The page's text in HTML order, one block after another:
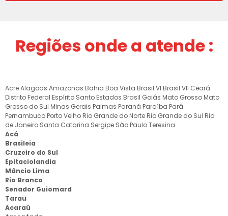
Regiões onde a atende :
AcreAlagoas Amazonas Bahia Boa Vista Brasil VI Brasil VII Ceará
Distrito Federal Espírito Santo Estados Brasil Goiás Mato Grosso Mato
Grosso do Sul Minas Gerais Palmas Paraná Paraíba Pará
Pernambuco Porto Velho Rio Grande do Norte Rio Grande do Sul Rio
de Janeiro Santa Catarina Sergipe São PauloTeresina
Acá
Brasileia
Cruzeiro do Sul
Epitaciolandia
Mâncio Lima
Rio Branco
Senador Guiomard
Tarau
Acaraú